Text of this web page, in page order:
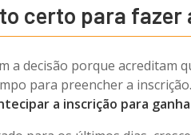
certo para
a decisão porque acreditam
para preencher a
a inscrição para